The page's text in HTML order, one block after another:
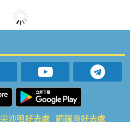
尖沙咀好去處 銅鑼灣好去處